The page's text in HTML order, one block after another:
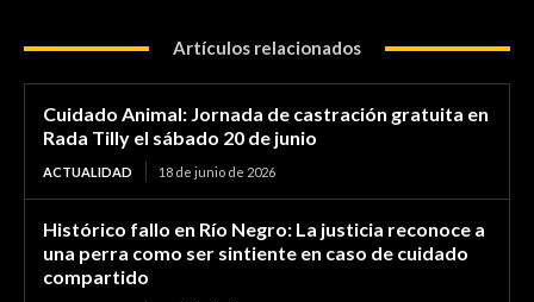
Artículos relacionados
Cuidado Animal: Jornada de castración gratuita en
Rada Tilly el sábado 20 de junio
ACTUALIDAD 18 de junio de 2026
Histórico fallo en Río Negro: La justicia reconoce a
una perra como ser sintiente en caso de cuidado
compartido